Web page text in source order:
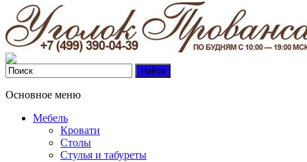
Основное меню
Мебель
Кровати
Столы
Стулья и табуреты